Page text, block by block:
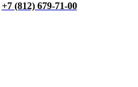
+7 (812) 679-71-00